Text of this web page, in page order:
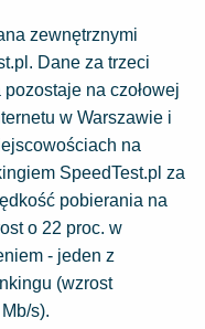
zewnętrznymi
Dane za trzeci
pozostaje na czołowej
w Warszawie i
na
SpeedTest.pl za
pobierania na
o 22 proc. w
- jeden z
(wzrost
s).